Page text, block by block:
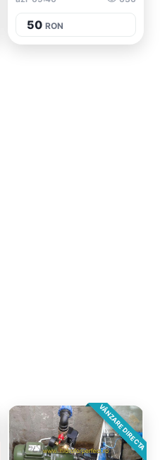
50 RON
VÂNZARE DIRECTA